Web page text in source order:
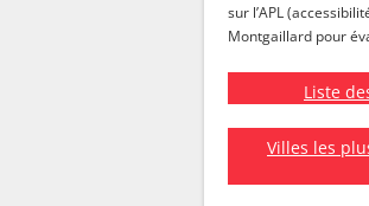
sur l’APL
Montgaillard pour
Liste
Villes les